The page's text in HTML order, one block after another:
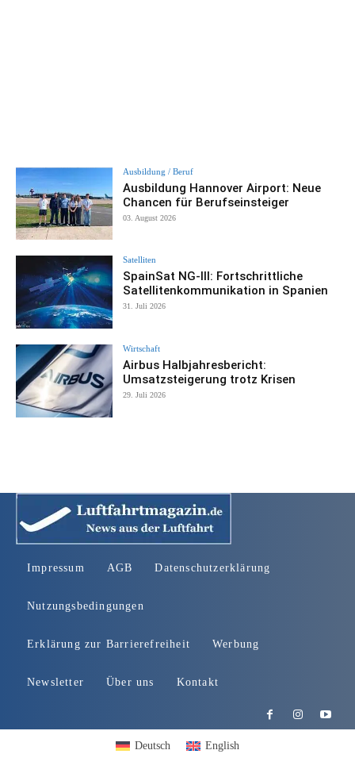
Ausbildung / Beruf
Ausbildung Hannover Airport: Neue
Chancen für Berufseinsteiger
03. August 2026
Satelliten
SpainSat NG-III: Fortschrittliche
Satellitenkommunikation in Spanien
31. Juli 2026
Wirtschaft
Airbus Halbjahresbericht:
Umsatzsteigerung trotz Krisen
29. Juli 2026
Impressum AGB Datenschutzerklärung
Nutzungsbedingungen
Erklärung zur Barrierefreiheit Werbung
Newsletter Über uns Kontakt
Deutsch English